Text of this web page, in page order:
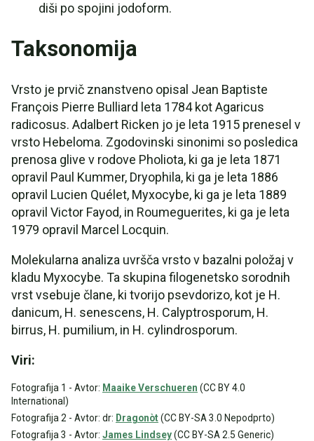
diši po spojini jodoform.
Taksonomija
Vrsto je prvič znanstveno opisal Jean Baptiste
François Pierre Bulliard leta 1784 kot Agaricus
radicosus. Adalbert Ricken jo je leta 1915 prenesel v
vrsto Hebeloma. Zgodovinski sinonimi so posledica
prenosa glive v rodove Pholiota, ki ga je leta 1871
opravil Paul Kummer, Dryophila, ki ga je leta 1886
opravil Lucien Quélet, Myxocybe, ki ga je leta 1889
opravil Victor Fayod, in Roumeguerites, ki ga je leta
1979 opravil Marcel Locquin.
Molekularna analiza uvršča vrsto v bazalni položaj v
kladu Myxocybe. Ta skupina filogenetsko sorodnih
vrst vsebuje člane, ki tvorijo psevdorizo, kot je H.
danicum, H. senescens, H. Calyptrosporum, H.
birrus, H. pumilium, in H. cylindrosporum.
Viri:
Fotografija 1 - Avtor: Maaike Verschueren (CC BY 4.0
International)
Fotografija 2 - Avtor: dr: Dragonòt(CC BY-SA 3.0 Nepodprto)
Fotografija 3 - Avtor: James Lindsey(CC BY-SA 2.5 Generic)